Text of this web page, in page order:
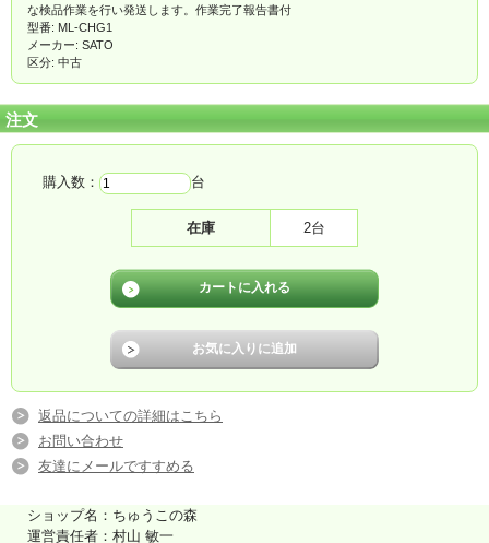
な検品作業を行い発送します。作業完了報告書付
型番: ML-CHG1
メーカー: SATO
区分: 中古
注文
購入数： 台
在庫 2台
返品についての詳細はこちら
お問い合わせ
友達にメールですすめる
ショップ名：ちゅうこの森
運営責任者：村山 敏一